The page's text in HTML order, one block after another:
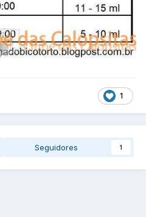
1
Seguidores 1